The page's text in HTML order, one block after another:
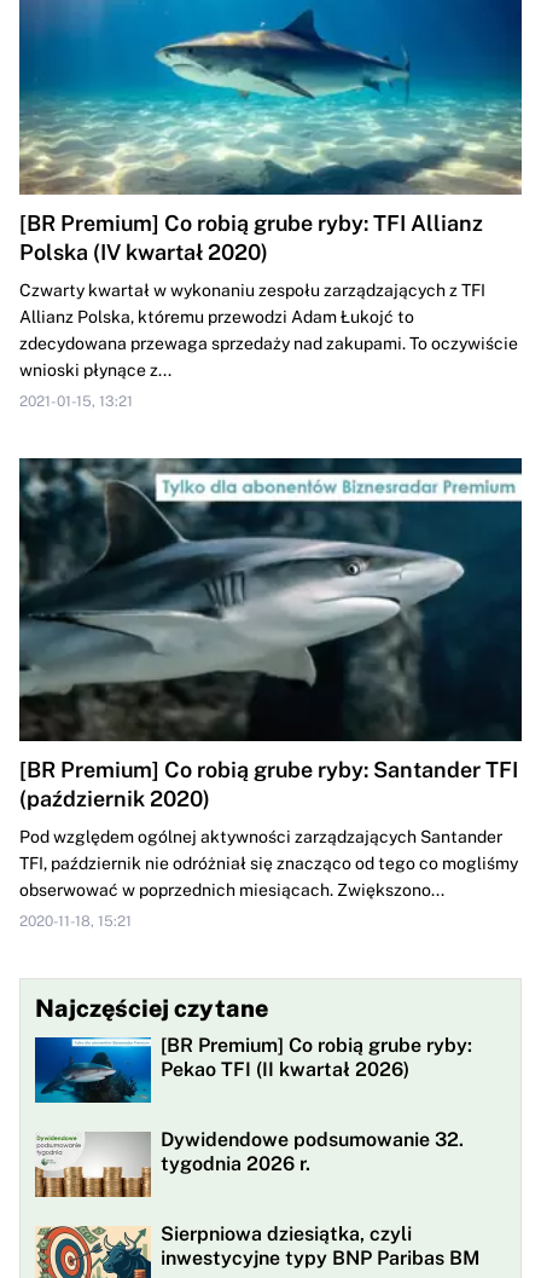
[BR Premium] Co robią grube ryby: TFI Allianz
Polska (IV kwartał 2020)
Czwarty kwartał w wykonaniu zespołu zarządzających z TFI
Allianz Polska, któremu przewodzi Adam Łukojć to
zdecydowana przewaga sprzedaży nad zakupami. To oczywiście
wnioski płynące z...
2021-01-15, 13:21
[BR Premium] Co robią grube ryby: Santander TFI
(październik 2020)
Pod względem ogólnej aktywności zarządzających Santander
TFI, październik nie odróżniał się znacząco od tego co mogliśmy
obserwować w poprzednich miesiącach. Zwiększono...
2020-11-18, 15:21
Najczęściej czytane
[BR Premium] Co robią grube ryby:
Pekao TFI (II kwartał 2026)
Dywidendowe podsumowanie 32.
tygodnia 2026 r.
Sierpniowa dziesiątka, czyli
inwestycyjne typy BNP Paribas BM